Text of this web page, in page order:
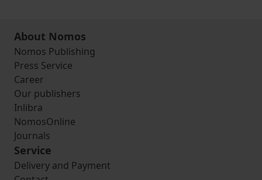
About Nomos
Nomos Publishing
Press Service
Career
Our publishers
Inlibra
NomosOnline
Journals
Service
Delivery and Payment